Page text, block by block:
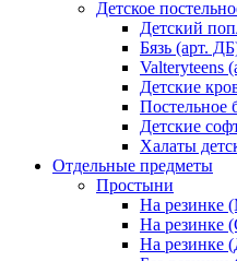
Детское
Детский
Бязь (арт.
Valteryteens
Детские
Постельное
Детские
Халаты
Отдельные предметы
Простыни
На резинке
На резинке
На резинке